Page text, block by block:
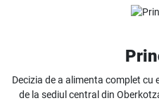
Decizia de a alimenta complet
de la sediul central din